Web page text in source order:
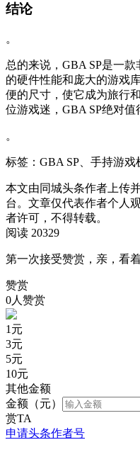
结论
。
总的来说，GBA SP是一
的硬件性能和庞大的游戏
便的尺寸，使它成为旅行
位游戏迷，GBA SP绝对值
。
标签：GBA SP、手持游戏
本文由同城头条作者上传
台。文章仅代表作者个人
者许可，不得转载。
阅读 20329
第一次接受赞赏，亲，看
赞赏
0人赞赏
1 元
3元
5元
10元
其他金额
金额（元）
赏TA
申请头条作者号